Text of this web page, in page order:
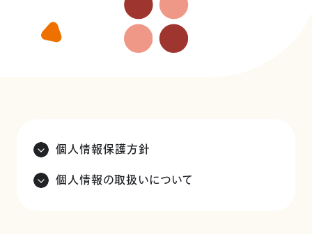
個人情報保護方針
個人情報の取扱いについて